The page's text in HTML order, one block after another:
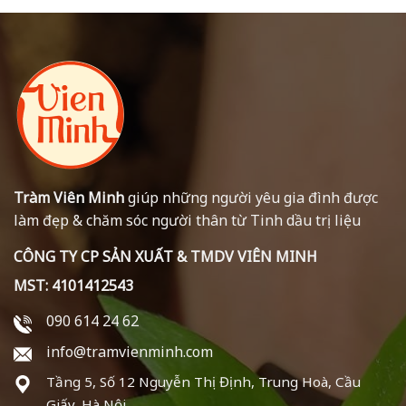
Tràm Viên Minhgiúp những người yêu gia đình được
làm đẹp & chăm sóc người thân từ Tinh dầu trị liệu
CÔNG TY CP SẢN XUẤT & TMDV VIÊN MINH
MST: 4101412543
090 614 24 62
info@tramvienminh.com
Tầng 5, Số 12 Nguyễn Thị Định, Trung Hoà, Cầu